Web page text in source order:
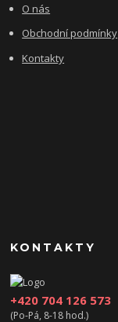
O nás
Obchodní podmínky
Kontakty
KONTAKTY
+420 704 126 573
(Po-Pá, 8-18 hod.)